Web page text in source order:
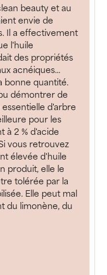
beauty et au
envie de
Il a effectivement
l'huile
des propriétés
acnéiques...
bonne quantité.
démontrer de
d'arbre
pour les
à 2 % d'acide
vous retrouvez
élevée d'huile
produit, elle le
tolérée par la
Elle peut mal
du limonène, du